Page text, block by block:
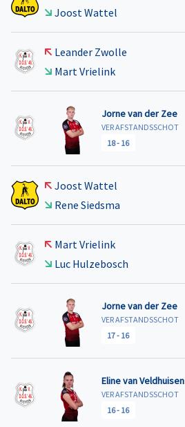
Joost Wattel
Leander Zwolle
Mart Vrielink
Jorne van der Zee
VER AFSTANDSSCHOT
18- 16
Joost Wattel
Rene Siedsma
Mart Vrielink
Luc Hulzebosch
Jorne van der Zee
VER AFSTANDSSCHOT
17- 16
Eline van Veldhuisen
VER AFSTANDSSCHOT
16- 16